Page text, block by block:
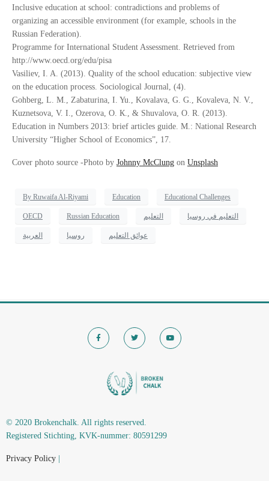
Inclusive education at school: contradictions and problems of
organizing an accessible environment (for example, schools in the
Russian Federation).
Programme for International Student Assessment. Retrieved from
http://www.oecd.org/edu/pisa
Vasiliev, I. A. (2013). Quality of the school education: subjective view
on the education process. Sociological Journal, (4).
Gohberg, L. М., Zabaturina, I. Yu., Kovalava, G. G., Kovaleva, N. V.,
Kuznetsova, V. I., Ozerova, О. К., & Shuvalova, О. R. (2013).
Education in Numbers 2013: brief articles guide. М.: National Research
University “Higher School of Economics”, 17.
Cover photo source -Photo by Johnny McClung on Unsplash
By Ruwaifa Al-Riyami Education Educational Challenges
OECD Russian Education التعليم التعليم في روسيا
العربية روسيا عوائق التعليم
© 2020 Brokenchalk. All rights reserved.
Registered Stichting, KVK-nummer: 80591299​
Privacy Policy |